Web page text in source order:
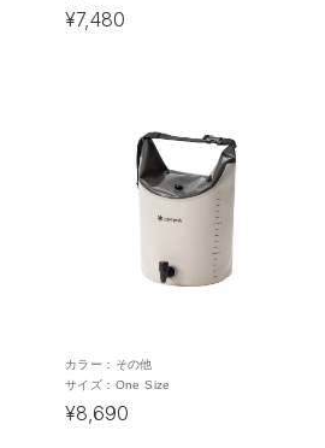
¥7,480
カラー： その他
サイズ： One Size
¥8,690